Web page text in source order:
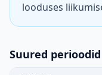
looduses
Suured perioodid